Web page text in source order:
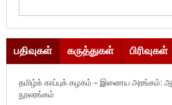
பதிவுகள் கருத்துகள் பிரிவுகள்
தமிழ்க் காப்புக் கழகம் – இணைய அரங்கம்:
நூலரங்கம்